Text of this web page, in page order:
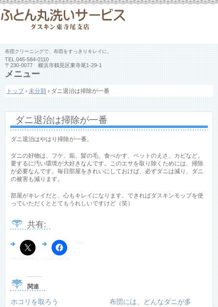
布団クリーニングで、布団をすっきりキレイに。
TEL. 045-584-0110
〒230-0077 横浜市鶴見区東寺尾1-29-1
メニュー
ン
へ
トップ › 未分類 › ダニ退治は掃除が一番
ダニ退治は掃除が一番
ダニ退治はやはり掃除が一番。
ダニの好物は、フケ、垢、髪の毛、食べかす、ペットのえさ、カビなど。
要するに汚い環境が大好きなんです。このエサを取り除くためには、掃除
が必要なんです。毎日部屋をきれいにしておけば、必ずダニは減り、ダニ
の被害も減ります。
部屋がキレイだと、心もキレイになります。できればダスキンモップを使
っていただくととてもうれしいですけど（笑）
共有:
関連
ホコリを取ろう
布団には、どんなダニが多